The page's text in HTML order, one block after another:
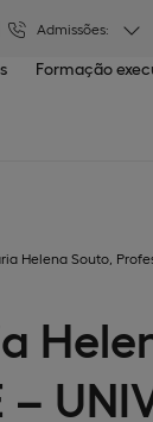
Admissões:
Formação
Helena Souto,
–